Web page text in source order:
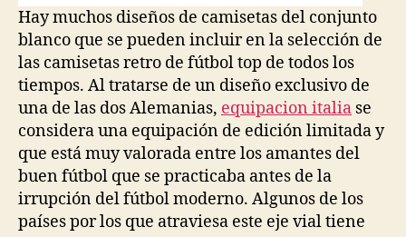
Hay muchos diseños de camisetas del conjunto
blanco que se pueden incluir en la selección de
las camisetas retro de fútbol top de todos los
tiempos. Al tratarse de un diseño exclusivo de
una de las dos Alemanias, equipacion italia se
considera una equipación de edición limitada y
que está muy valorada entre los amantes del
buen fútbol que se practicaba antes de la
irrupción del fútbol moderno. Algunos de los
países por los que atraviesa este eje vial tiene